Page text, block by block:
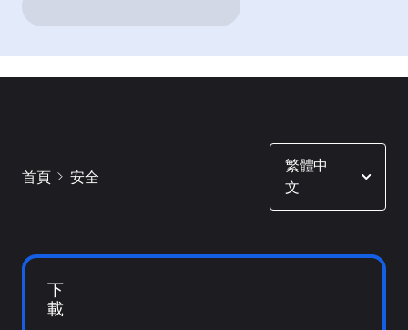
首頁 安全
繁體中
文
Show options
下
載